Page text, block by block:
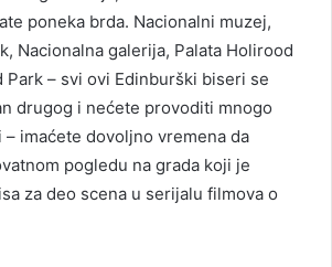
poneka brda. Nacionalni muzej,
Nacionalna galerija, Palata Holirood
Park – svi ovi Edinburški biseri se
drugog i nećete provoditi mnogo
imaćete dovoljno vremena da
pogledu na grada koji je
za deo scena u serijalu filmova o